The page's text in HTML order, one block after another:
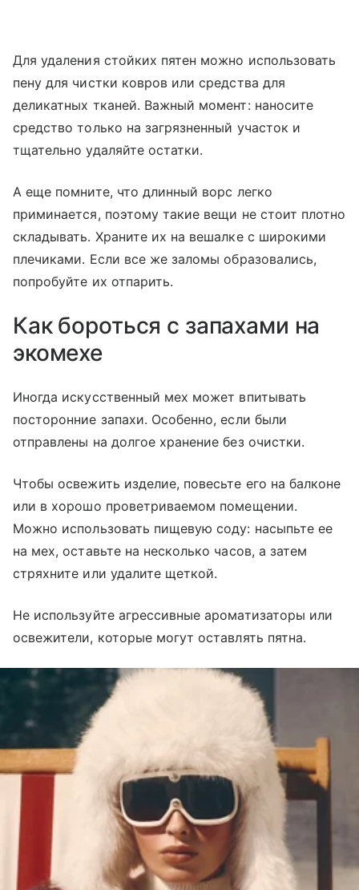
Для удаления стойких пятен можно использовать
пену для чистки ковров или средства для
деликатных тканей. Важный момент: наносите
средство только на загрязненный участок и
тщательно удаляйте остатки.
А еще помните, что длинный ворс легко
приминается, поэтому такие вещи не стоит плотно
складывать. Храните их на вешалке с широкими
плечиками. Если все же заломы образовались,
попробуйте их отпарить.
Как бороться с запахами на
экомехе
Иногда искусственный мех может впитывать
посторонние запахи. Особенно, если были
отправлены на долгое хранение без очистки.
Чтобы освежить изделие, повесьте его на балконе
или в хорошо проветриваемом помещении.
Можно использовать пищевую соду: насыпьте ее
на мех, оставьте на несколько часов, а затем
стряхните или удалите щеткой.
Не используйте агрессивные ароматизаторы или
освежители, которые могут оставлять пятна.